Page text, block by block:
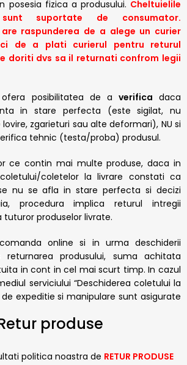
posesia fizica a produsului. Cheltuielile
suportate de consumator.
raspunderea de a alege un curier
de a plati curierul pentru returul
doriti dvs sa il returnati confrom legii
posibilitatea de a verifica daca
in stare perfecta (este sigilat, nu
zgarieturi sau alte deformari), NU si
tehnic (testa/proba) produsul.
ce contin mai multe produse, daca in
coletelor la livrare constati ca
nu se afla in stare perfecta si decizi
procedura implica returul intregii
produselor livrate.
online si in urma deschiderii
produsului, suma achitata
in cont in cel mai scurt timp. In cazul
serviciului “Deschiderea coletului la
de expeditie si manipulare sunt asigurate
produse
politica noastra de RETUR PRODUSE